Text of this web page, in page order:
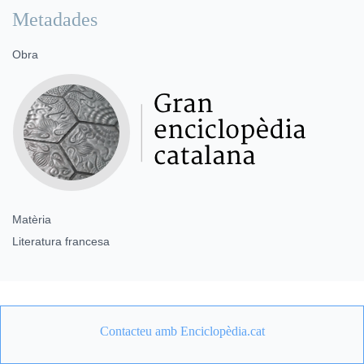
Metadades
Obra
Matèria
Literatura francesa
Contacteu amb Enciclopèdia.cat